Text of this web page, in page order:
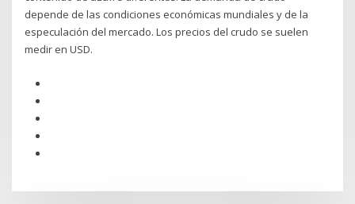
depende de las condiciones económicas mundiales y de la
especulación del mercado. Los precios del crudo se suelen
medir en USD.